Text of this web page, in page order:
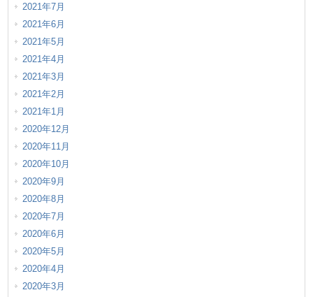
2021年7月
2021年6月
2021年5月
2021年4月
2021年3月
2021年2月
2021年1月
2020年12月
2020年11月
2020年10月
2020年9月
2020年8月
2020年7月
2020年6月
2020年5月
2020年4月
2020年3月